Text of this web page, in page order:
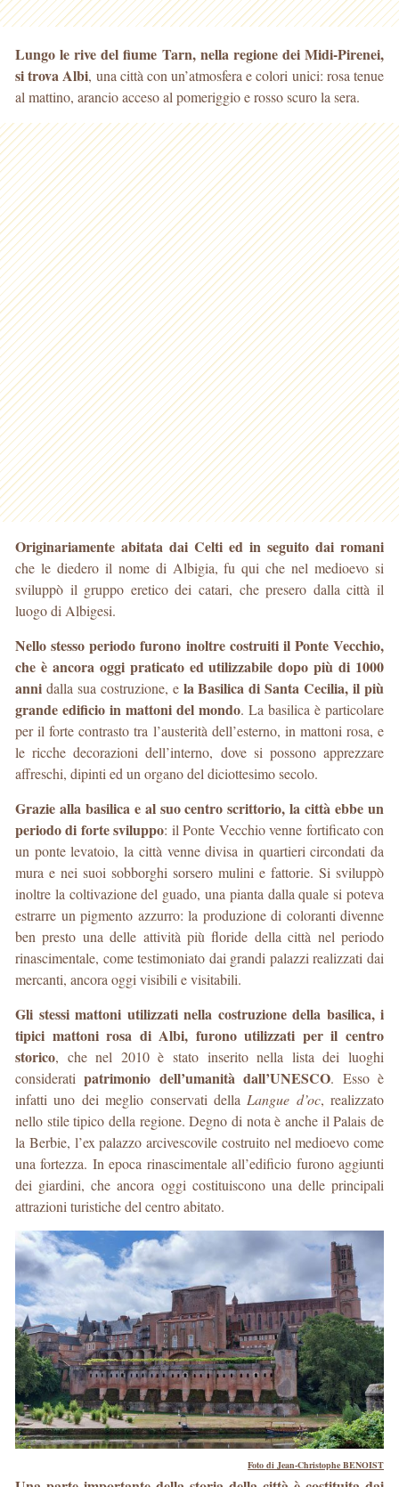
Lungo le rive del fiume Tarn, nella regione dei Midi-Pirenei,
si trova Albi, una città con un’atmosfera e colori unici: rosa tenue
al mattino, arancio acceso al pomeriggioe rosso scuro la sera.
Originariamente abitata dai Celti ed in seguito dai romani
che le diedero il nome di Albigia, fu qui che nel medioevo si
sviluppò il gruppo eretico dei catari, che presero dalla città il
luogo di Albigesi.
Nello stesso periodo furono inoltre costruiti il Ponte Vecchio,
che è ancora oggi praticato ed utilizzabile dopo più di 1000
anni dalla sua costruzione, e la Basilica di Santa Cecilia, il più
grande edificio in mattoni del mondo. La basilica è particolare
per il forte contrasto tra l’austerità dell’esterno, in mattoni rosa, e
le ricche decorazioni dell’interno, dove si possono apprezzare
affreschi, dipinti ed un organo del diciottesimo secolo.
Grazie alla basilica e al suo centro scrittorio, la città ebbe un
periodo di forte sviluppo: il Ponte Vecchio venne fortificato con
un ponte levatoio, la città venne divisa in quartieri circondati da
mura e nei suoi sobborghi sorsero mulini e fattorie. Si sviluppò
inoltre la coltivazione del guado, una pianta dalla quale si poteva
estrarre un pigmento azzurro: la produzione di coloranti divenne
ben presto una delle attività più floride della città nel periodo
rinascimentale, come testimoniato dai grandi palazzi realizzati dai
mercanti, ancora oggi visibili e visitabili.
Gli stessi mattoni utilizzati nella costruzione della basilica, i
tipici mattoni rosa di Albi, furono utilizzati per il centro
storico, che nel 2010 è stato inserito nella lista dei luoghi
consideratipatrimonio dell’umanità dall’UNESCO. Esso è
infatti uno dei meglio conservati della Langue d’oc, realizzato
nello stile tipico della regione. Degno di nota è anche il Palais de
la Berbie, l’ex palazzo arcivescovile costruito nel medioevo come
una fortezza. In epoca rinascimentale all’edificio furono aggiunti
dei giardini, che ancora oggi costituiscono una delle principali
attrazioni turistiche del centro abitato.
Foto di Jean-Christophe BENOIST